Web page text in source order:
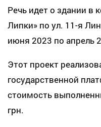
Речь идет о здании в
Липки» по ул. 11-я
июня 2023 по апрель
Этот проект
государственной
стоимость
грн.